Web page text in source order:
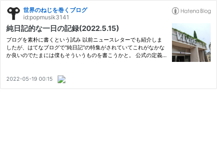
世界のねじを巻くブログ
id:popmusik3141
純日記的な一日の記録(2022.5.15)
ブログを素朴に書くという試み 以前ニュースレターでも紹介しま
したが、はてなブログで"純日記"の特集がされていてこれがなかな
か良いのでたまには僕もそういうものを書こうかと。 公式の定義
す…
2022-05-19 00:15